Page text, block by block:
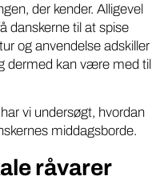
der kender. Alligevel
danskerne til at spise
og anvendelse adskiller
dermed kan være med til
vi undersøgt, hvordan
middagsborde.
råvarer